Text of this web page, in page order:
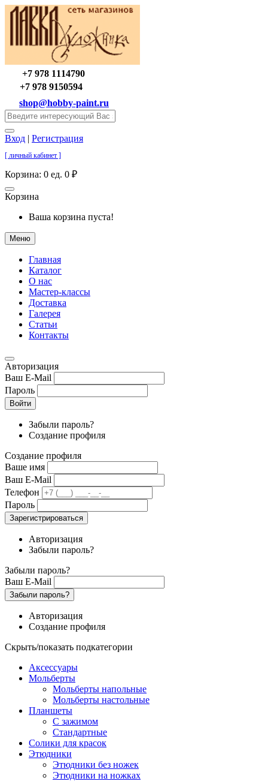
+7 978 1114790
+7 978 9150594
shop@hobby-paint.ru
Вход | Регистрация
[ личный кабинет ]
Корзина: 0 ед. 0 ₽
Корзина
Ваша корзина пуста!
Меню
Главная
Каталог
О нас
Мастер-классы
Доставка
Галерея
Статьи
Контакты
Авторизация
Ваш E-Mail
Пароль
Войти
Забыли пароль?
Создание профиля
Создание профиля
Ваше имя
Ваш E-Mail
Телефон
Пароль
Зарегистрироваться
Авторизация
Забыли пароль?
Забыли пароль?
Ваш E-Mail
Забыли пароль?
Авторизация
Создание профиля
Скрыть/показать подкатегории
Аксессуары
Мольберты
Мольберты напольные
Мольберты настольные
Планшеты
С зажимом
Стандартные
Солики для красок
Этюдники
Этюдники без ножек
Этюдники на ножках